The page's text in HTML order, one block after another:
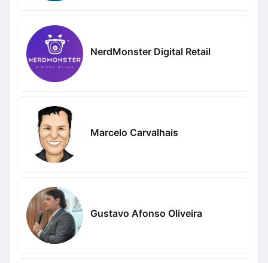
NerdMonster Digital Retail
Marcelo Carvalhais
Gustavo Afonso Oliveira